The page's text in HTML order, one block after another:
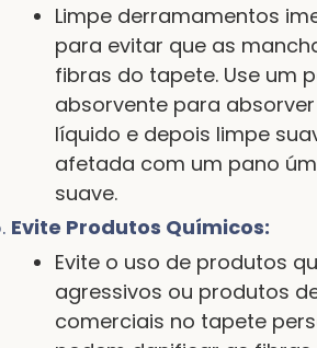
Limpe derramamentos
para evitar que as
fibras do tapete. Use um
absorvente para
líquido e depois limpe
afetada com um pano
suave.
Evite Produtos Químicos:
Evite o uso de produtos
agressivos ou produtos
comerciais no tapete